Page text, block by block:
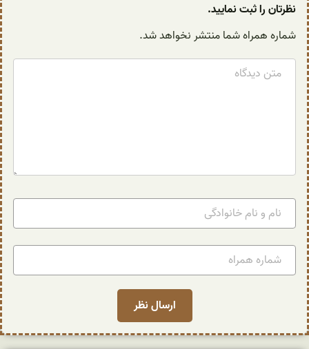
نظرتان را ثبت نمایید.
شماره همراه شما منتشر نخواهد شد.